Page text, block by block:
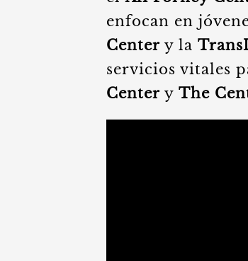
enfocan en
Center y la
servicios vitales
Center y The